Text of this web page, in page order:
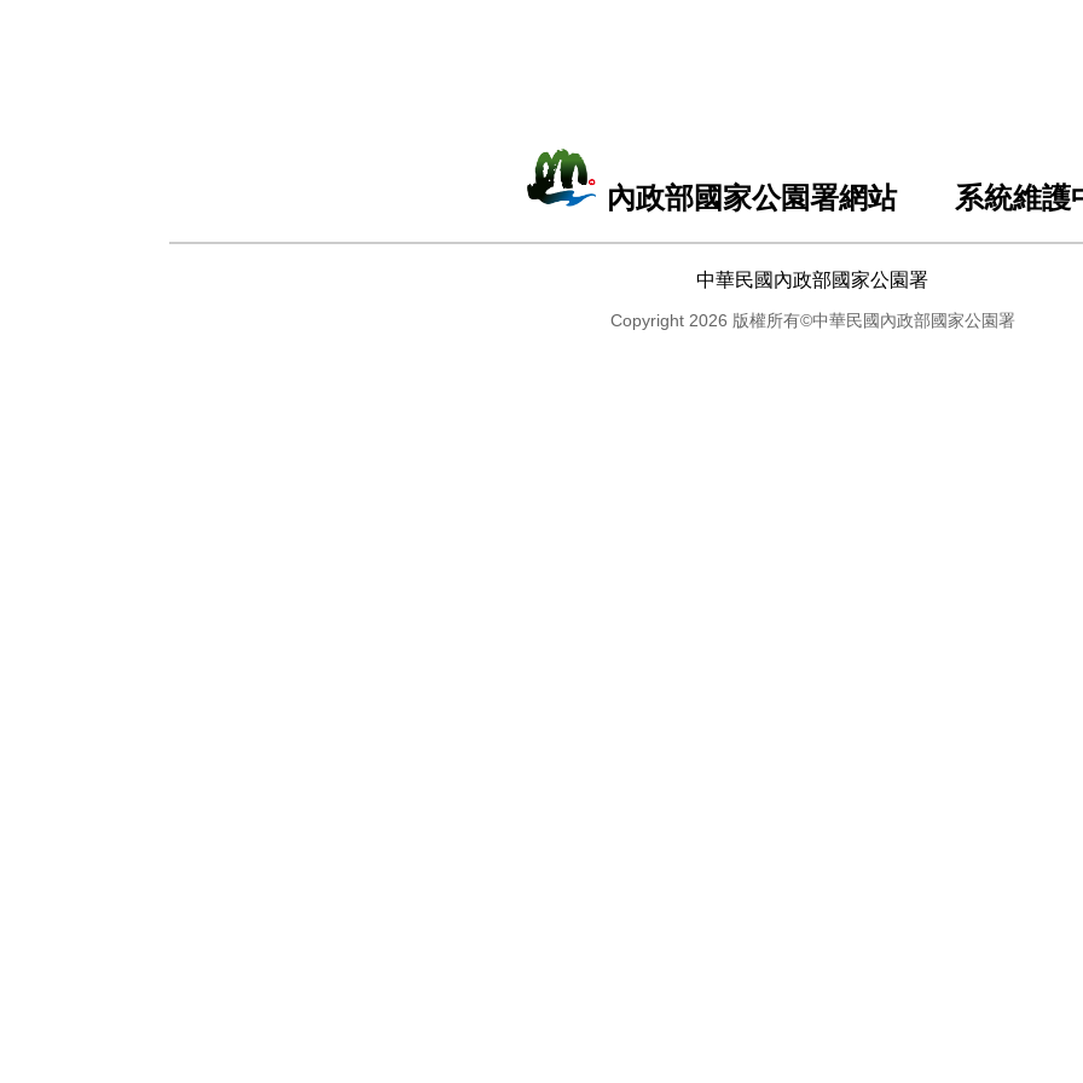
內政部國家公園署網站 系統維護
中華民國內政部國家公園署
Copyright 2026 版權所有©中華民國內政部國家公園署